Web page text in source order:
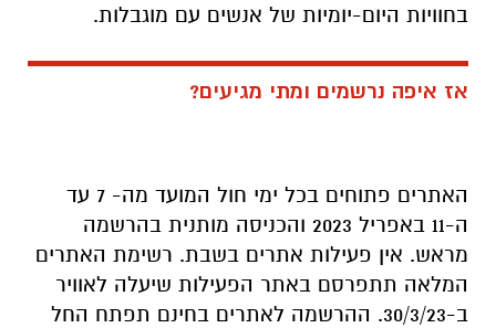
בחוויות היום-יומיות של אנשים עם מוגבלות.
אז איפה נרשמים ומתי מגיעים?
האתרים פתוחים בכל ימי חול המועד מה- 7 עד
ה-11 באפריל 2023 והכניסה מותנית בהרשמה
מראש. אין פעילות אתרים בשבת. רשימת האתרים
המלאה תתפרסם באתר הפעילות שיעלה לאוויר
ב-30/3/23. ההרשמה לאתרים בחינם תפתח החל